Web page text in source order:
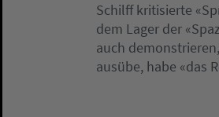
Schilff kritisierte
dem Lager der
auch
ausübe, habe «das